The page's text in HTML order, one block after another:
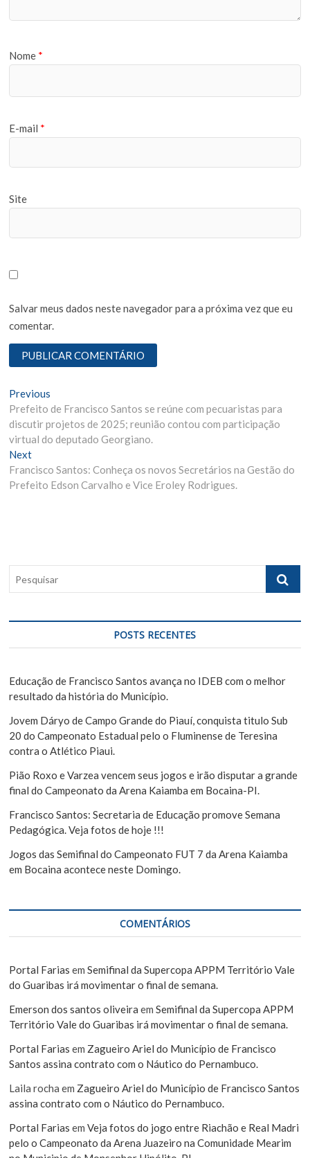
Nome *
E-mail *
Site
Salvar meus dados neste navegador para a próxima vez que eu
comentar.
N
a
v
e
g
o
d
e
s
t
Previous
r
e
v
o
u
:
Prefeito de Francisco Santos se reúne com pecuaristas para
discutir projetos de 2025; reunião contou com participação
virtual do deputado Georgiano.
Next
e
x
:
Francisco Santos: Conheça os novos Secretários na Gestão do
Prefeito Edson Carvalho e Vice Eroley Rodrigues.
q
i
a
POSTS RECENTES
Educação de Francisco Santos avança no IDEB com o melhor
resultado da história do Município.
Jovem Dáryo de Campo Grande do Piauí, conquista titulo Sub
20 do Campeonato Estadual pelo o Fluminense de Teresina
contra o Atlético Piaui.
Pião Roxo e Varzea vencem seus jogos e irão disputar a grande
final do Campeonato da Arena Kaiamba em Bocaina-PI.
Francisco Santos: Secretaria de Educação promove Semana
Pedagógica. Veja fotos de hoje !!!
Jogos das Semifinal do Campeonato FUT 7 da Arena Kaiamba
em Bocaina acontece neste Domingo.
COMENTÁRIOS
Portal Farias emSemifinal da Supercopa APPM Território Vale
do Guaribas irá movimentar o final de semana.
Emerson dos santos oliveira emSemifinal da Supercopa APPM
Território Vale do Guaribas irá movimentar o final de semana.
Portal Farias em Zagueiro Ariel do Município de Francisco
Santos assina contrato com o Náutico do Pernambuco.
Laila rocha em Zagueiro Ariel do Município de Francisco Santos
assina contrato com o Náutico do Pernambuco.
Portal Farias emVeja fotos do jogo entre Riachão e Real Madri
pelo o Campeonato da Arena Juazeiro na Comunidade Mearim